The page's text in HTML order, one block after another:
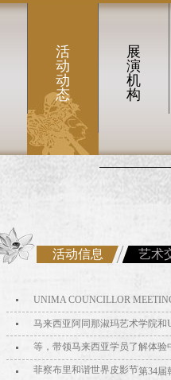
活
动
动
态
展
演
机
构
活动信息 艺术
UNIMA COUNCILLOR
马来西亚阿同那淑玛艺术学院
等，带领马来西亚学员了解体验
菲察布里和谐世界皮影节第34届